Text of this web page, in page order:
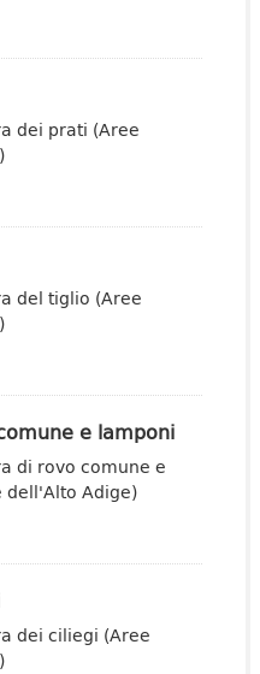
dei prati (Aree
del tiglio (Aree
e lamponi
di rovo comune e
dell'Alto Adige)
dei ciliegi (Aree